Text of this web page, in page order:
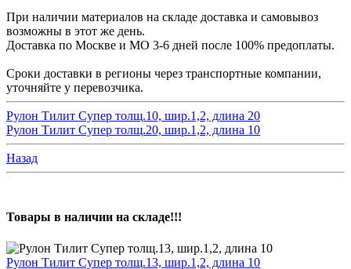
При наличии материалов на складе доставка и самовывоз
возможны в этот же день.
Доставка по Москве и МО 3-6 дней после 100% предоплаты.
Сроки доставки в регионы через транспортные компании,
уточняйте у перевозчика.
Рулон Тилит Супер толщ.10, шир.1,2, длина 20
Рулон Тилит Супер толщ.20, шир.1,2, длина 10
Назад
Товары в наличии на складе!!!
Рулон Тилит Супер толщ.13, шир.1,2, длина 10